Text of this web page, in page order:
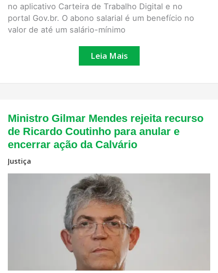
no aplicativo Carteira de Trabalho Digital e no
portal Gov.br. O abono salarial é um benefício no
valor de até um salário-mínimo
Leia Mais
Ministro Gilmar Mendes rejeita recurso
de Ricardo Coutinho para anular e
encerrar ação da Calvário
Justiça
Ministro
Gilmar
Mendes
rejeita
recurso
para
anular
e
encerrar
ação
da
Calvário